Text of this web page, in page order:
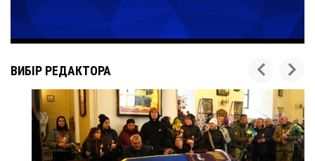
ВИБІР РЕДАКТОРА